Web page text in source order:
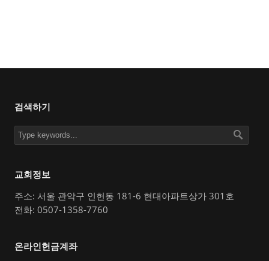
검색하기
교회정보
주소: 서울 관악구 인헌동 181-6 현대아파트상가 301호
전화: 0507-1358-7760
온라인헌금계좌